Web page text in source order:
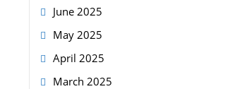
June 2025
May 2025
April 2025
March 2025